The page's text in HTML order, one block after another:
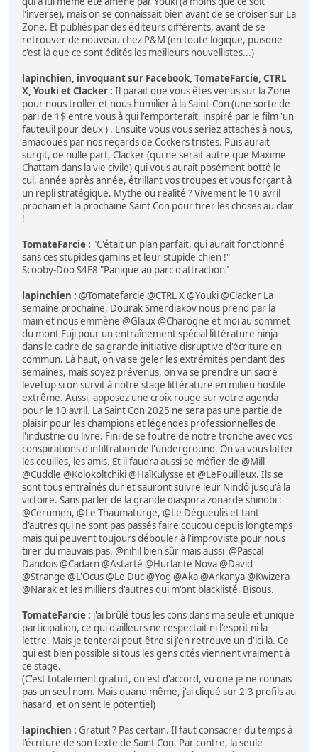
l'inverse), mais on se connaissait bien avant de se croiser sur La
Zone. Et publiés par des éditeurs différents, avant de se
retrouver de nouveau chez P&M (en toute logique, puisque
c'est là que ce sont édités les meilleurs nouvellistes...)
lapinchien, invoquant sur Facebook, TomateFarcie, CTRL
X, Youki et Clacker : Il parait que vous êtes venus sur la Zone
pour nous troller et nous humilier à la Saint-Con (une sorte de
pari de 1$ entre vous à qui l'emporterait, inspiré par le film 'un
fauteuil pour deux') . Ensuite vous vous seriez attachés à nous,
amadoués par nos regards de Cockers tristes. Puis aurait
surgit, de nulle part, Clacker (qui ne serait autre que Maxime
Chattam dans la vie civile) qui vous aurait posément botté le
cul, année après année, étrillant vos troupes et vous forçant à
un repli stratégique. Mythe ou réalité ? Vivement le 10 avril
prochain et la prochaine Saint Con pour tirer les choses au clair
!
TomateFarcie : "C'était un plan parfait, qui aurait fonctionné
sans ces stupides gamins et leur stupide chien !"
Scooby-Doo S4E8 "Panique au parc d'attraction"
lapinchien : @Tomatefarcie @CTRL X @Youki @Clacker La
semaine prochaine, Dourak Smerdiakov nous prend par la
main et nous emmène @Glaüx @Charogne et moi au sommet
du mont Fuji pour un entraînement spécial littérature ninja
dans le cadre de sa grande initiative disruptive d'écriture en
commun. Là haut, on va se geler les extrémités pendant des
semaines, mais soyez prévenus, on va se prendre un sacré
level up si on survit à notre stage littérature en milieu hostile
extrême. Aussi, apposez une croix rouge sur votre agenda
pour le 10 avril. La Saint Con 2025 ne sera pas une partie de
plaisir pour les champions et légendes professionnelles de
l'industrie du livre. Fini de se foutre de notre tronche avec vos
conspirations d'infiltration de l'underground. On va vous latter
les couilles, les amis. Et il faudra aussi se méfier de @Mill
@Cuddle @Kolokoltchiki @HaïKulysse et @LePouilleux. Ils se
sont tous entraînés dur et sauront suivre leur Nindô jusqu'à la
victoire. Sans parler de la grande diaspora zonarde shinobi :
@Cerumen, @Le Thaumaturge, @Le Dégueulis et tant
d'autres qui ne sont pas passés faire coucou depuis longtemps
mais qui peuvent toujours débouler à l'improviste pour nous
tirer du mauvais pas. @nihil bien sûr mais aussi @Pascal
Dandois @Cadarn @Astarté @Hurlante Nova @David
@Strange @L'Ocus @Le Duc @Yog @Aka @Arkanya @Kwizera
@Narak et les milliers d'autres qui m'ont blacklisté. Bisous.
TomateFarcie : j'ai brûlé tous les cons dans ma seule et unique
participation, ce qui d'ailleurs ne respectait ni l'esprit ni la
lettre. Mais je tenterai peut-être si j'en retrouve un d'ici là. Ce
qui est bien possible si tous les gens cités viennent vraiment à
ce stage.
(C'est totalement gratuit, on est d'accord, vu que je ne connais
pas un seul nom. Mais quand même, j'ai cliqué sur 2-3 profils au
hasard, et on sent le potentiel)
lapinchien : Gratuit ? Pas certain. Il faut consacrer du temps à
l'écriture de son texte de Saint Con. Par contre, la seule